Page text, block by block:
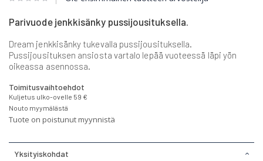
gallery
Parivuode jenkkisänky pussijousituksella.
Dream jenkkisänky tukevalla pussijousituksella.
Pussijousituksen ansiosta vartalo lepää vuoteessä läpi yön
oikeassa asennossa.
Toimitusvaihtoehdot
Kuljetus ulko-ovelle 59 €
Nouto myymälästä
Tuote on poistunut myynnistä
Yksityiskohdat